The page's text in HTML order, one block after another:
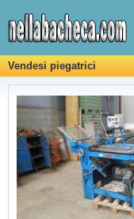
Vendesi piegatrici